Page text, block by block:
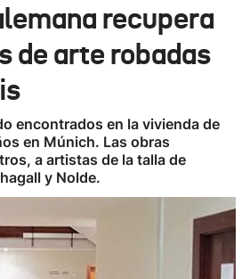
Ikusmiran
recupera
de arte robadas
encontrados en la vivienda de
en Múnich. Las obras
a artistas de la talla de
y Nolde.